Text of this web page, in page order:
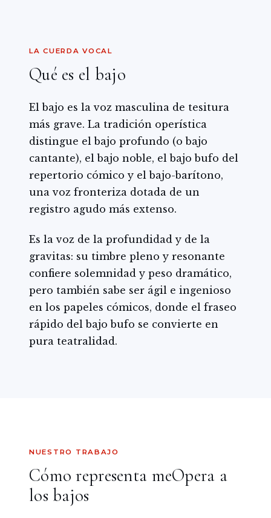
LA CUERDA VOCAL
Qué es el bajo
El bajo es la voz masculina de tesitura
más grave. La tradición operística
distingue el bajo profundo (o bajo
cantante), el bajo noble, el bajo bufo del
repertorio cómico y el bajo-barítono,
una voz fronteriza dotada de un
registro agudo más extenso.
Es la voz de la profundidad y de la
gravitas: su timbre pleno y resonante
confiere solemnidad y peso dramático,
pero también sabe ser ágil e ingenioso
en los papeles cómicos, donde el fraseo
rápido del bajo bufo se convierte en
pura teatralidad.
NUESTRO TRABAJO
Cómo representa meOpera a
los bajos